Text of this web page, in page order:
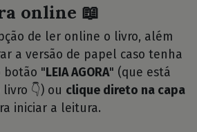
online 📖
de ler online o livro, além
a versão de papel caso tenha
botão " LEIA AGORA" (que está
👇) ou clique direto na capa
iniciar a leitura.